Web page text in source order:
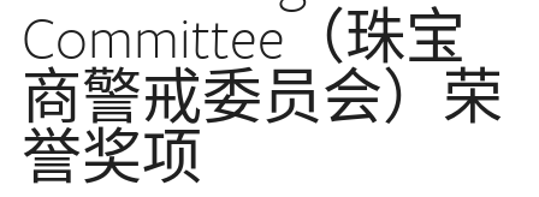
Committee（珠宝
商警戒委员会）荣
誉奖项